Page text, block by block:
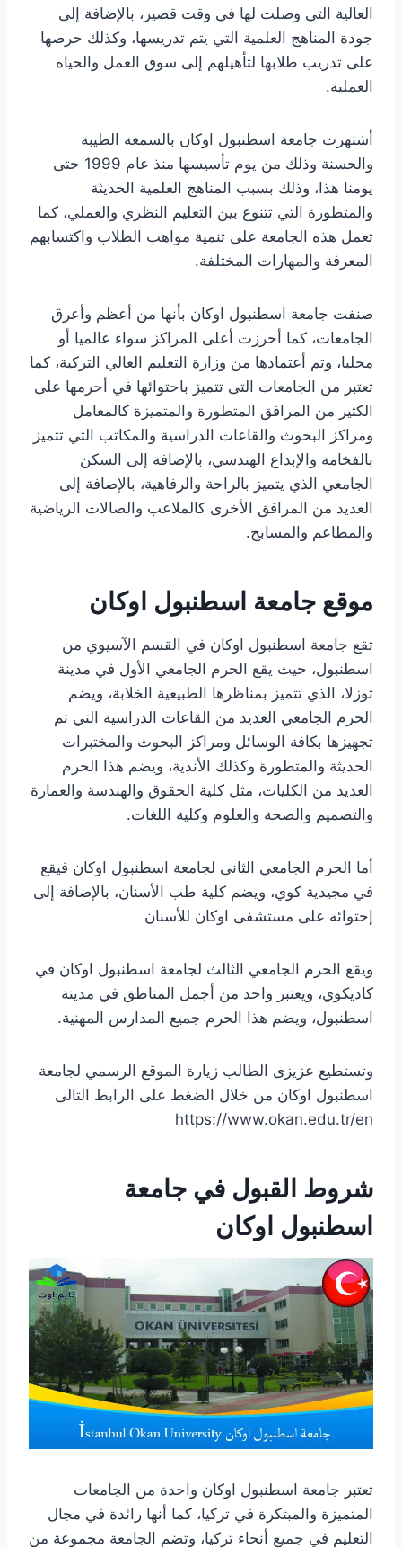
العالية التي وصلت لها في وقت قصير، بالإضافة إلى
جودة المناهج العلمية التي يتم تدريسها، وكذلك حرصها
على تدريب طلابها لتأهيلهم إلى سوق العمل والحياه
العملية.
أشتهرت جامعة اسطنبول اوكان بالسمعة الطيبة
والحسنة وذلك من يوم تأسيسها منذ عام 1999 حتى
يومنا هذا، وذلك بسبب المناهج العلمية الحديثة
والمتطورة التي تتنوع بين التعليم النظري والعملي، كما
تعمل هذه الجامعة على تنمية مواهب الطلاب واكتسابهم
المعرفة والمهارات المختلفة.
صنفت جامعة اسطنبول اوكان بأنها من أعظم وأعرق
الجامعات، كما أحرزت أعلى المراكز سواء عالميا أو
محليا، وتم أعتمادها من وزارة التعليم العالي التركية، كما
تعتبر من الجامعات التى تتميز باحتوائها في أحرمها على
الكثير من المرافق المتطورة والمتميزة كالمعامل
ومراكز البحوث والقاعات الدراسية والمكاتب التي تتميز
بالفخامة والإبداع الهندسي، بالإضافة إلى السكن
الجامعي الذي يتميز بالراحة والرفاهية، بالإضافة إلى
العديد من المرافق الأخرى كالملاعب والصالات الرياضية
والمطاعم والمسابح.
موقع جامعة اسطنبول اوكان
تقع جامعة اسطنبول اوكان في القسم الآسيوي من
اسطنبول، حيث يقع الحرم الجامعي الأول في مدينة
توزلا، الذي تتميز بمناظرها الطبيعية الخلابة، ويضم
الحرم الجامعي العديد من القاعات الدراسية التي تم
تجهيزها بكافة الوسائل ومراكز البحوث والمختبرات
الحديثة والمتطورة وكذلك الأندية، ويضم هذا الحرم
العديد من الكليات، مثل كلية الحقوق والهندسة والعمارة
والتصميم والصحة والعلوم وكلية اللغات.
أما الحرم الجامعي الثانى لجامعة اسطنبول اوكان فيقع
في مجيدية كوي، ويضم كلية طب الأسنان، بالإضافة إلى
إحتوائه على مستشفى اوكان للأسنان
ويقع الحرم الجامعي الثالث لجامعة اسطنبول اوكان في
كاديكوي، ويعتبر واحد من أجمل المناطق في مدينة
اسطنبول، ويضم هذا الحرم جميع المدارس المهنية.
وتستطيع عزيزى الطالب زيارة الموقع الرسمي لجامعة
اسطنبول اوكان من خلال الضغط على الرابط التالى
https://www.okan.edu.tr/en
شروط القبول في جامعة
اسطنبول اوكان
تعتبر جامعة اسطنبول اوكان واحدة من الجامعات
المتميزة والمبتكرة في تركيا، كما أنها رائدة في مجال
التعليم في جميع أنحاء تركيا، وتضم الجامعة مجموعة من